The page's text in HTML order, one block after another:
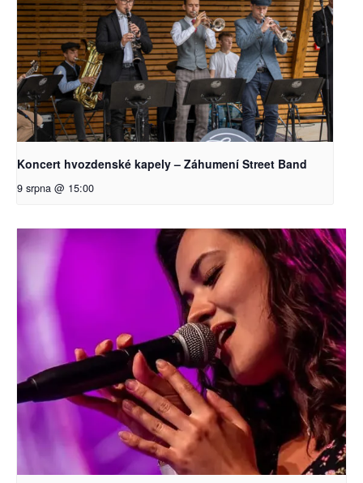
Koncert hvozdenské kapely – Záhumení Street Band
9 srpna @ 15:00